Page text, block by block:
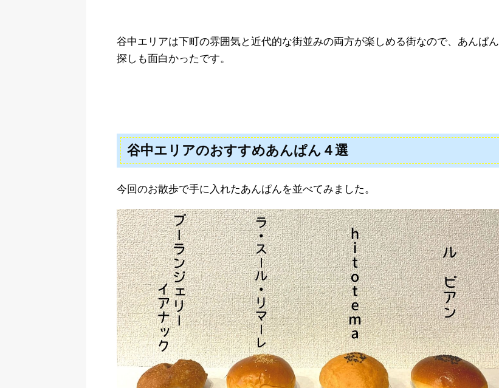
谷中エリアは下町の雰囲気と近代的な街並みの両方が楽しめる街なので、あんぱん
探しも面白かったです。
谷中エリアのおすすめあんぱん４選
今回のお散歩で手に入れたあんぱんを並べてみました。